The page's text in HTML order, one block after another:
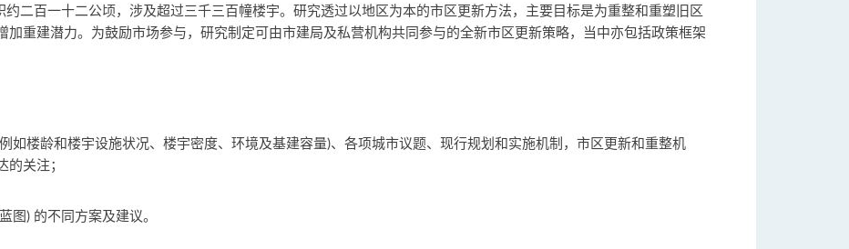
二百一十二公顷，涉及超过三千三百幢楼宇。研究透过以地区为本的市区更新方法，主要目标是为重整和重塑旧区
重建潜力。为鼓励市场参与，研究制定可由市建局及私营机构共同参与的全新市区更新策略，当中亦包括政策框架
如楼龄和楼宇设施状况、楼宇密度、环境及基建容量)、各项城市议题、现行规划和实施机制，市区更新和重整机
关注；
图) 的不同方案及建议。